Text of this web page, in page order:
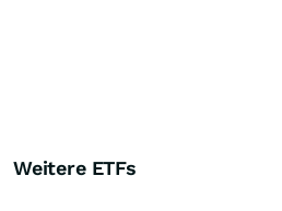
Weitere ETFs